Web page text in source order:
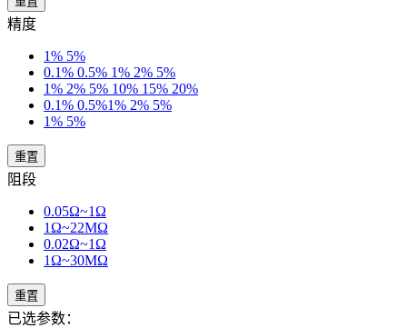
精度
1% 5%
0.1% 0.5% 1% 2% 5%
1% 2% 5% 10% 15% 20%
0.1% 0.5%1% 2% 5%
1% 5%
重置
阻段
0.05Ω~1Ω
1Ω~22MΩ
0.02Ω~1Ω
1Ω~30MΩ
重置
已选参数：